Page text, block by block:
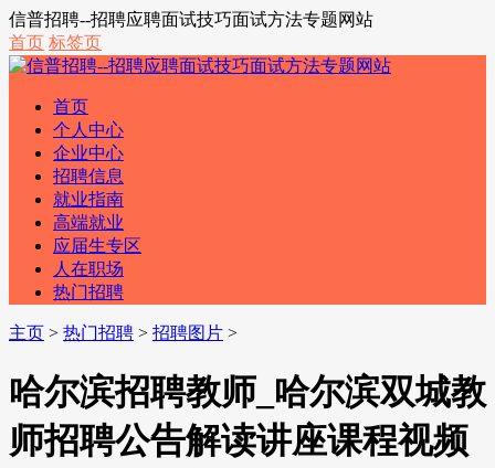
信普招聘--招聘应聘面试技巧面试方法专题网站
首页 标签页
首页
个人中心
企业中心
招聘信息
就业指南
高端就业
应届生专区
人在职场
热门招聘
主页 > 热门招聘 > 招聘图片 >
哈尔滨招聘教师_哈尔滨双城教
师招聘公告解读讲座课程视频